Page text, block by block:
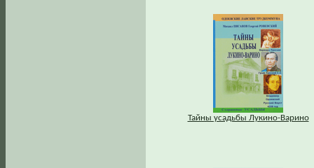
Тайны усадьбы Лукино-Варино